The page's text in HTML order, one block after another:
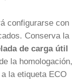
configurarse con
Conserva la
de carga útil
la homologación,
la etiqueta ECO